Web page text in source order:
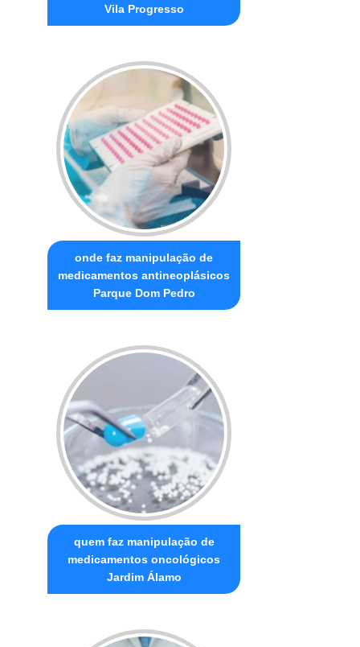
Vila Progresso
onde faz manipulação de
medicamentos antineoplásicos
Parque Dom Pedro
quem faz manipulação de
medicamentos oncológicos
Jardim Álamo